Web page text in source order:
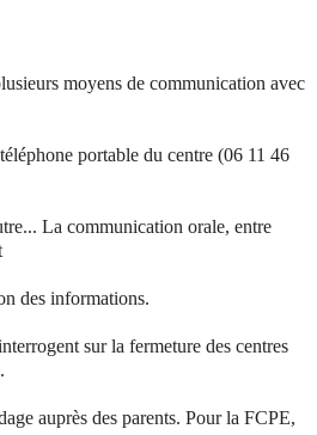
moyens de communication avec
portable du centre (06 11 46
La communication orale, entre
des informations.
sur la fermeture des centres
auprès des parents. Pour la FCPE,